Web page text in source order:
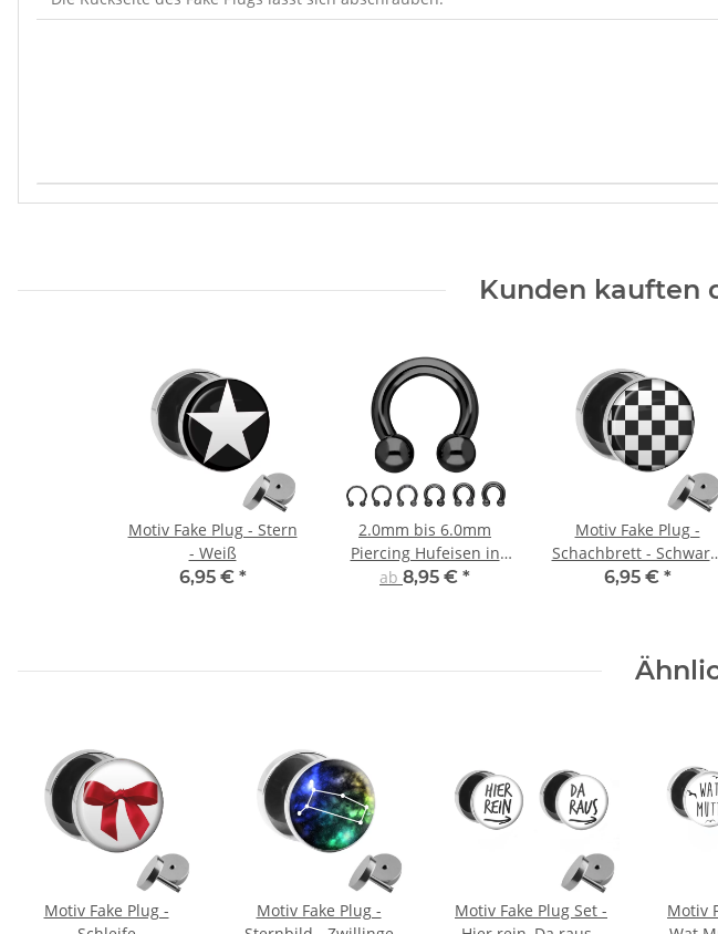
Produkteigenschaft
Wert
Kunden kauften
Motiv Fake Plug - Stern
- Weiß
6,95 € *
2.0mm bis 6.0mm
Piercing Hufeisen in
Schwarz
ab 8,95 € *
Motiv Fake Plug -
Schachbrett -
Weiß
6,95 € *
Motiv Fake Plug -
Motiv Fake Plug -
Motiv Fake Plug Set -
Motiv